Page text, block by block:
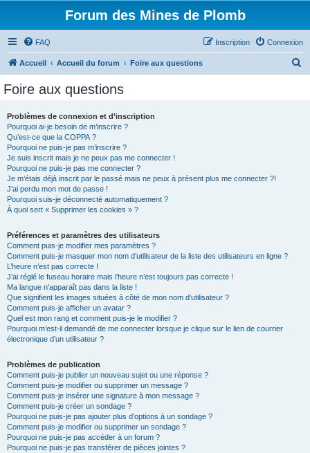
Forum des Mines de Plomb
FAQ Connexion
Inscription
Accueil Accueil du forum Foire aux questions
Foire aux questions
Problèmes de connexion et d’inscription
Pourquoi ai-je besoin de m’inscrire ?
Qu’est-ce que la COPPA ?
Pourquoi ne puis-je pas m’inscrire ?
Je suis inscrit mais je ne peux pas me connecter !
Pourquoi ne puis-je pas me connecter ?
Je m’étais déjà inscrit par le passé mais ne peux à présent plus me connecter ?!
J’ai perdu mon mot de passe !
Pourquoi suis-je déconnecté automatiquement ?
À quoi sert « Supprimer les cookies » ?
Préférences et paramètres des utilisateurs
Comment puis-je modifier mes paramètres ?
Comment puis-je masquer mon nom d’utilisateur de la liste des utilisateurs en ligne ?
L’heure n’est pas correcte !
J’ai réglé le fuseau horaire mais l’heure n’est toujours pas correcte !
Ma langue n’apparaît pas dans la liste !
Que signifient les images situées à côté de mon nom d’utilisateur ?
Comment puis-je afficher un avatar ?
Quel est mon rang et comment puis-je le modifier ?
Pourquoi m’est-il demandé de me connecter lorsque je clique sur le lien de courrier
électronique d’un utilisateur ?
Problèmes de publication
Comment puis-je publier un nouveau sujet ou une réponse ?
Comment puis-je modifier ou supprimer un message ?
Comment puis-je insérer une signature à mon message ?
Comment puis-je créer un sondage ?
Pourquoi ne puis-je pas ajouter plus d’options à un sondage ?
Comment puis-je modifier ou supprimer un sondage ?
Pourquoi ne puis-je pas accéder à un forum ?
Pourquoi ne puis-je pas transférer de pièces jointes ?